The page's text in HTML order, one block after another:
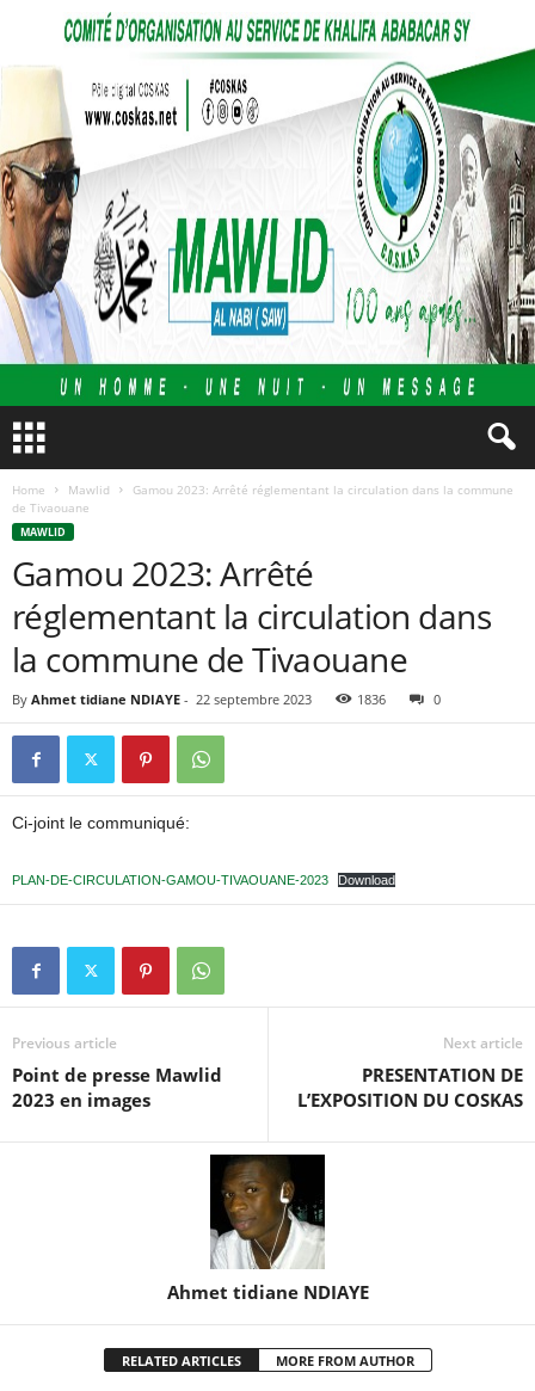
Home Mawlid
Gamou 2023: Arrêté réglementant la circulation dans la commune
de Tivaouane
MAWLID
Gamou 2023: Arrêté
réglementant la circulation dans
la commune de Tivaouane
By Ahmet tidiane NDIAYE - 22 septembre 2023 1836 0
Ci-joint le communiqué:
PLAN-DE-CIRCULATION-GAMOU-TIVAOUANE-2023 Download
Previous article
Point de presse Mawlid
2023 en images
Next article
PRESENTATION DE
L’EXPOSITION DU COSKAS
Ahmet tidiane NDIAYE
RELATED ARTICLES MORE FROM AUTHOR